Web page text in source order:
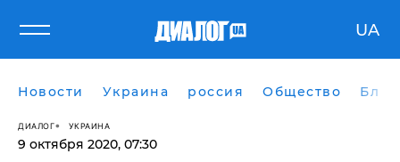
UA
Новости Украина россия Общество
ДИАЛОГ УКРАИНА
9 октября 2020, 07:30